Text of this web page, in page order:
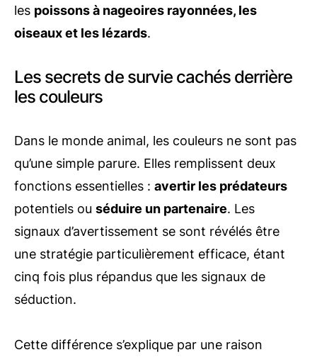
les poissons à nageoires rayonnées, les
oiseaux et les lézards.
Les secrets de survie cachés derrière
les couleurs
Dans le monde animal, les couleurs ne sont pas
qu’une simple parure. Elles remplissent deux
fonctions essentielles : avertir les prédateurs
potentiels ou séduire un partenaire. Les
signaux d’avertissement se sont révélés être
une stratégie particulièrement efficace, étant
cinq fois plus répandus que les signaux de
séduction.
Cette différence s’explique par une raison